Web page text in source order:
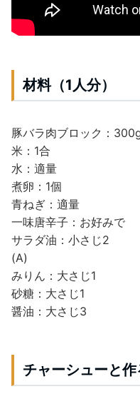
材料（1人分）
豚バラ肉ブロック：
米：1合
水：適量
煮卵：1個
青ねぎ：適量
一味唐辛子：お好みで
サラダ油：小さじ2
(A)
みりん：大さじ1
砂糖：大さじ1
醤油：大さじ3
チャーシューと